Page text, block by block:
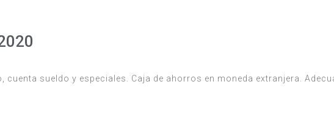
cuenta sueldo y especiales. Caja de ahorros en moneda extranjera.